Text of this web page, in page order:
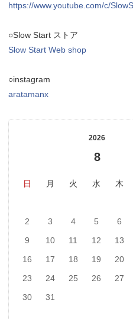
https://www.youtube.com/c/
○Slow Start ストア
Slow Start Web shop
○instagram
aratamanx
2026
8
日 月 火 水 木
2
3 4 5 6
9
10 11 12 13
16
17 18 19 20
23
24 25 26 27
30
31